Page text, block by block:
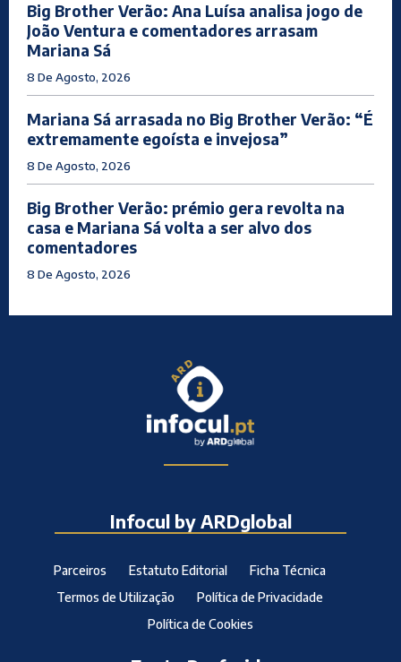
Big Brother Verão: Ana Luísa analisa jogo de
João Ventura e comentadores arrasam
Mariana Sá
8 De Agosto, 2026
Mariana Sá arrasada no Big Brother Verão: “É
extremamente egoísta e invejosa”
8 De Agosto, 2026
Big Brother Verão: prémio gera revolta na
casa e Mariana Sá volta a ser alvo dos
comentadores
8 De Agosto, 2026
Infocul by ARDglobal
Parceiros Estatuto Editorial
Ficha Técnica
Termos de Utilização
Política de Privacidade
Política de Cookies